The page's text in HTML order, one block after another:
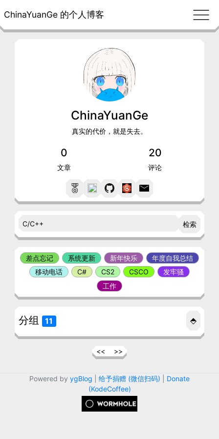
ChinaYuanGe 的个人博客
<< >>
ChinaYuanGe
真实的代价，就是失去。
0
文章
20
评论
检索
差点忘记 系统更新 新年快乐
年度自我总结
移动电话
C# CS2 CSCO
发牢骚
工作
分组 11 ⬘
Powered by ygBlog 给予捐赠 (微信扫码)
Donate
(KodeCoffee)